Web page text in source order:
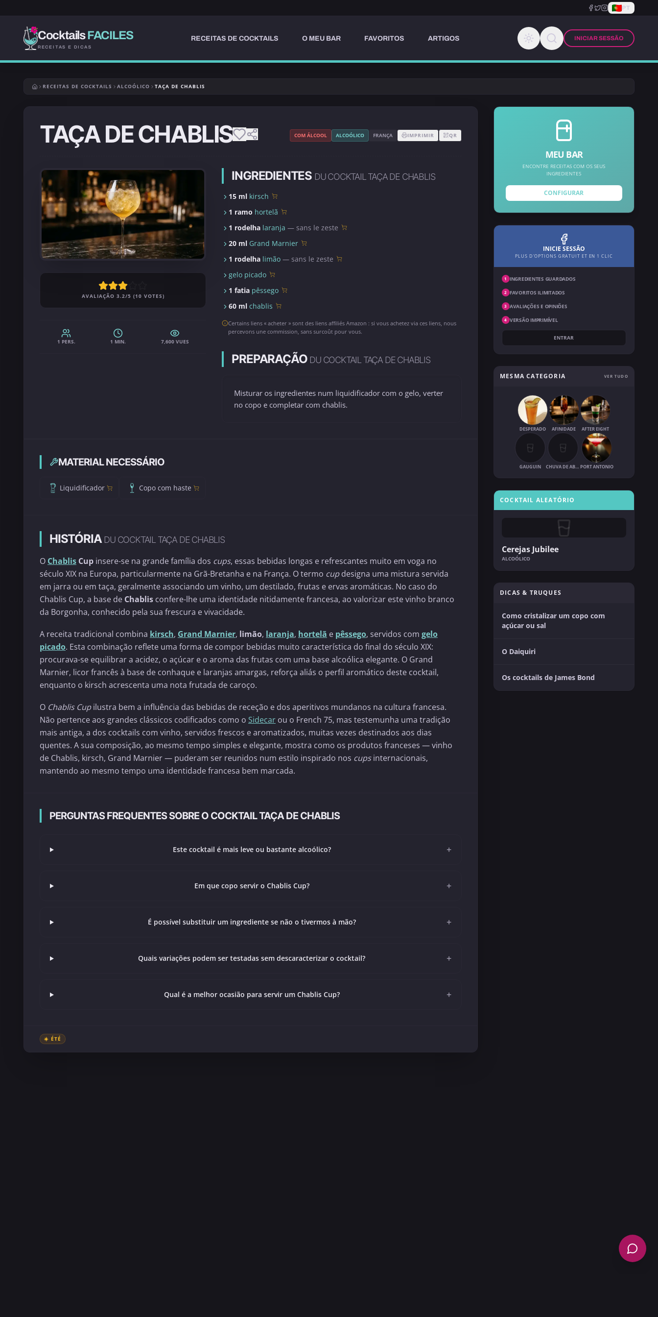
PT
CocktailsFACILES
RECEITAS E DICAS
RECEITAS DE COCKTAILS O MEU BAR FAVORITOS ARTIGOS INICIAR SESSÃO
RECEITAS DE COCKTAILS ALCOÓLICO TAÇA DE CHABLIS
TAÇA DE CHABLIS COM ÁLCOOL ALCOÓLICO FRANÇA IMPRIMIR QR
AVALIAÇÃO 3.2/5 (10 VOTES)
1 PERS. 1 MIN. 7,600 VUES
INGREDIENTES DU COCKTAIL TAÇA DE CHABLIS
15 ml kirsch
1 ramo hortelã
1 rodelha laranja — sans le zeste
20 ml Grand Marnier
1 rodelha limão — sans le zeste
gelo picado
1 fatia pêssego
60 mlchablis
Certains liens « acheter » sont des liens affiliés Amazon : si vous achetez via ces liens, nous
percevons une commission, sans surcoût pour vous.
PREPARAÇÃO DU COCKTAIL TAÇA DE CHABLIS
Misturar os ingredientes num liquidificador com o gelo, verter
no copo e completar com chablis.
MATERIAL NECESSÁRIO
Liquidificador Copo com haste
HISTÓRIADU COCKTAIL TAÇA DE CHABLIS
O Chablis Cup insere-se na grande família dos cups, essas bebidas longas e refrescantes muito em voga no
século XIX na Europa, particularmente na Grã-Bretanha e na França. O termo cupdesigna uma mistura servida
em jarra ou em taça, geralmente associando um vinho, um destilado, frutas e ervas aromáticas. No caso do
Chablis Cup, a base de Chablis confere-lhe uma identidade nitidamente francesa, ao valorizar este vinho branco
da Borgonha, conhecido pela sua frescura e vivacidade.
A receita tradicional combina kirsch, Grand Marnier, limão, laranja, hortelã e pêssego, servidos com gelo
picado. Esta combinação reflete uma forma de compor bebidas muito característica do final do século XIX:
procurava-se equilibrar a acidez, o açúcar e o aroma das frutas com uma base alcoólica elegante. O Grand
Marnier, licor francês à base de conhaque e laranjas amargas, reforça aliás o perfil aromático deste cocktail,
enquanto o kirsch acrescenta uma nota frutada de caroço.
O Chablis Cupilustra bem a influência das bebidas de receção e dos aperitivos mundanos na cultura francesa.
Não pertence aos grandes clássicos codificados como o Sidecar ou o French 75, mas testemunha uma tradição
mais antiga, a dos cocktails com vinho, servidos frescos e aromatizados, muitas vezes destinados aos dias
quentes. A sua composição, ao mesmo tempo simples e elegante, mostra como os produtos franceses — vinho
de Chablis, kirsch, Grand Marnier — puderam ser reunidos num estilo inspirado nos cupsinternacionais,
mantendo ao mesmo tempo uma identidade francesa bem marcada.
PERGUNTAS FREQUENTES SOBRE O COCKTAIL TAÇA DE CHABLIS
Este cocktail é mais leve ou bastante alcoólico? +
Em que copo servir o Chablis Cup? +
É possível substituir um ingrediente se não o tivermos à mão? +
Quais variações podem ser testadas sem descaracterizar o cocktail? +
Qual é a melhor ocasião para servir um Chablis Cup? +
☀️ ÉTÉ
MEU BAR
ENCONTRE RECEITAS COM OS SEUS
INGREDIENTES
CONFIGURAR
INICIE SESSÃO
PLUS D'OPTIONS GRATUIT ET EN 1 CLIC
1 INGREDIENTES GUARDADOS
2 FAVORITOS ILIMITADOS
3 AVALIAÇÕES E OPINIÕES
4 VERSÃO IMPRIMÍVEL
ENTRAR
MESMA CATEGORIA VER TUDO
DESPERADO AFINIDADE AFTER EIGHT
GAUGUIN CHUVA DE ABRIL PORT ANTONIO
COCKTAIL ALEATÓRIO
Cerejas Jubilee
ALCOÓLICO
DICAS & TRUQUES
Como cristalizar um copo com
açúcar ou sal
O Daiquiri
Os cocktails de James Bond